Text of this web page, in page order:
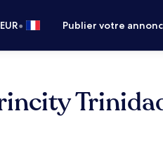
EUR• Publier votre